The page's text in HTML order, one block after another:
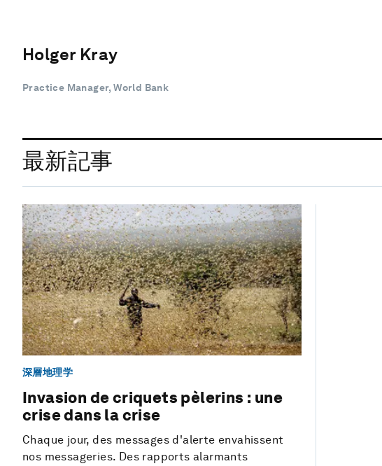
Holger Kray
Practice Manager, World Bank
最新記事
深層地理学
Invasion de criquets pèlerins : une
crise dans la crise
Chaque jour, des messages d'alerte envahissent
nos messageries. Des rapports alarmants